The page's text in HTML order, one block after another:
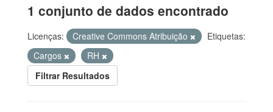
1 conjunto de dados encontrado
Licenças: Creative Commons Atribuição
Etiquetas:
Cargos
RH
Filtrar Resultados